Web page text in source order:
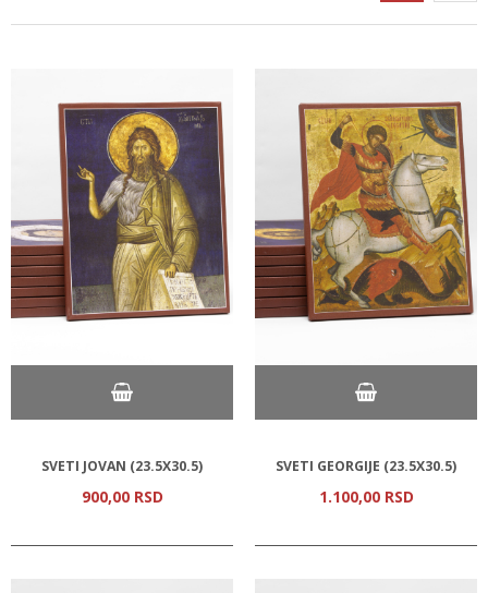
SVETI JOVAN (23.5Х30.5)
900,00 RSD
SVETI GEORGIJE (23.5Х30.5)
1.100,00 RSD